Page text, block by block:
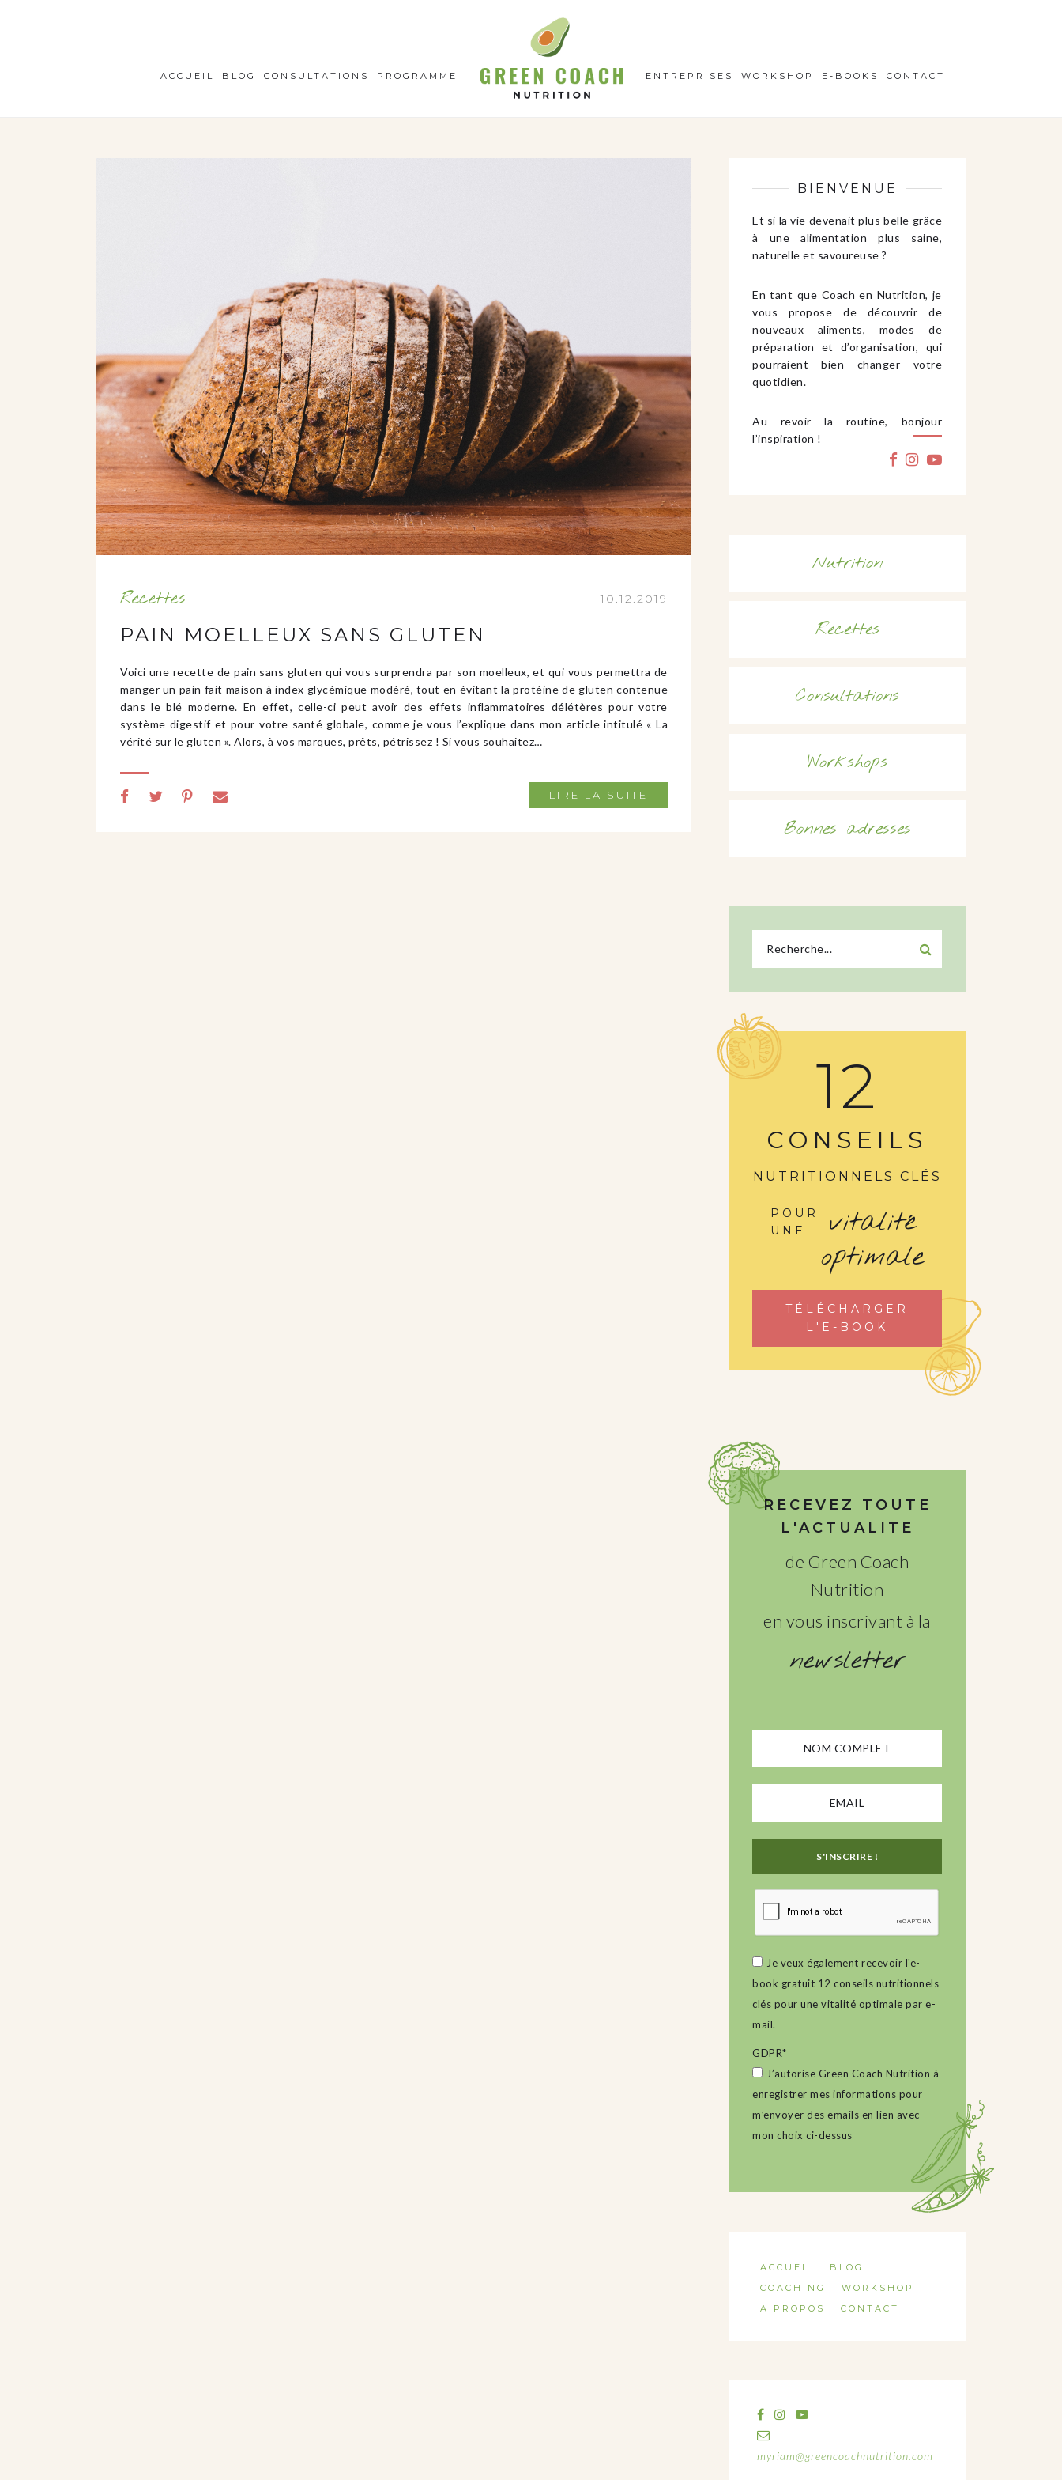
ACCUEIL BLOG CONSULTATIONS PROGRAMME
GCN
ENTREPRISES WORKSHOP E-BOOKS CONTACT
Recettes 10.12.2019
PAIN MOELLEUX SANS GLUTEN
Voici une recette de pain sans gluten qui vous surprendra par son moelleux, et qui vous permettra de
manger un pain fait maison à index glycémique modéré, tout en évitant la protéine de gluten contenue
dans le blé moderne. En effet, celle-ci peut avoir des effets inflammatoires délétères pour votre
système digestif et pour votre santé globale, comme je vous l’explique dans mon article intitulé « La
vérité sur le gluten ». Alors, à vos marques, prêts, pétrissez ! Si vous souhaitez…
LIRE LA SUITE
BIENVENUE
Et si la vie devenait plus belle grâce
à une alimentation plus saine,
naturelle et savoureuse ?
En tant que Coach en Nutrition, je
vous propose de découvrir de
nouveaux aliments, modes de
préparation et d’organisation, qui
pourraient bien changer votre
quotidien.
Au revoir la routine, bonjour
l’inspiration !
Nutrition
Recettes
Consultations
Workshops
Bonnes adresses
12
CONSEILS
NUTRITIONNELS CLÉS
POUR
UNE
vitalité
optimale
TÉLÉCHARGER
L'E-BOOK
RECEVEZ TOUTE
L'ACTUALITE
de Green Coach
Nutrition
en vous inscrivant à la
newsletter
Je veux également recevoir l'e-
book gratuit 12 conseils nutritionnels
clés pour une vitalité optimale par e-
mail.
GDPR*
J’autorise Green Coach Nutrition à
enregistrer mes informations pour
m’envoyer des emails en lien avec
mon choix ci-dessus
ACCUEIL
BLOG
COACHING
WORKSHOP
A PROPOS
CONTACT
myriam@greencoachnutrition.com